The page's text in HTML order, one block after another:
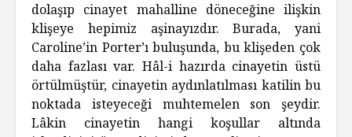
dolaşıp cinayet mahalline döneceğine ilişkin
klişeye hepimiz aşinayızdır. Burada, yani
Caroline’in Porter’ı buluşunda, bu klişeden çok
daha fazlası var. Hâl-i hazırda cinayetin üstü
örtülmüştür, cinayetin aydınlatılması katilin bu
noktada isteyeceği muhtemelen son şeydir.
Lâkin cinayetin hangi koşullar altında